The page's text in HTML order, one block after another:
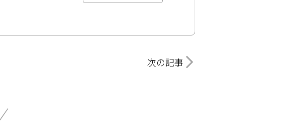
次の記事